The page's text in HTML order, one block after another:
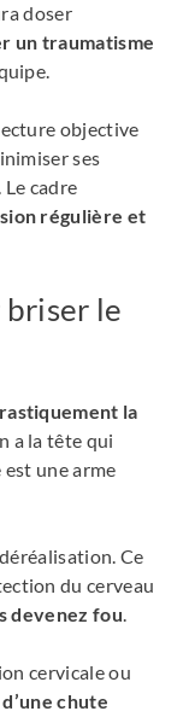
doser
un traumatisme
objective
ses
cadre
régulière et
briser le
la
a la tête qui
est une arme
Ce
du cerveau
devenez fou.
cervicale ou
chute